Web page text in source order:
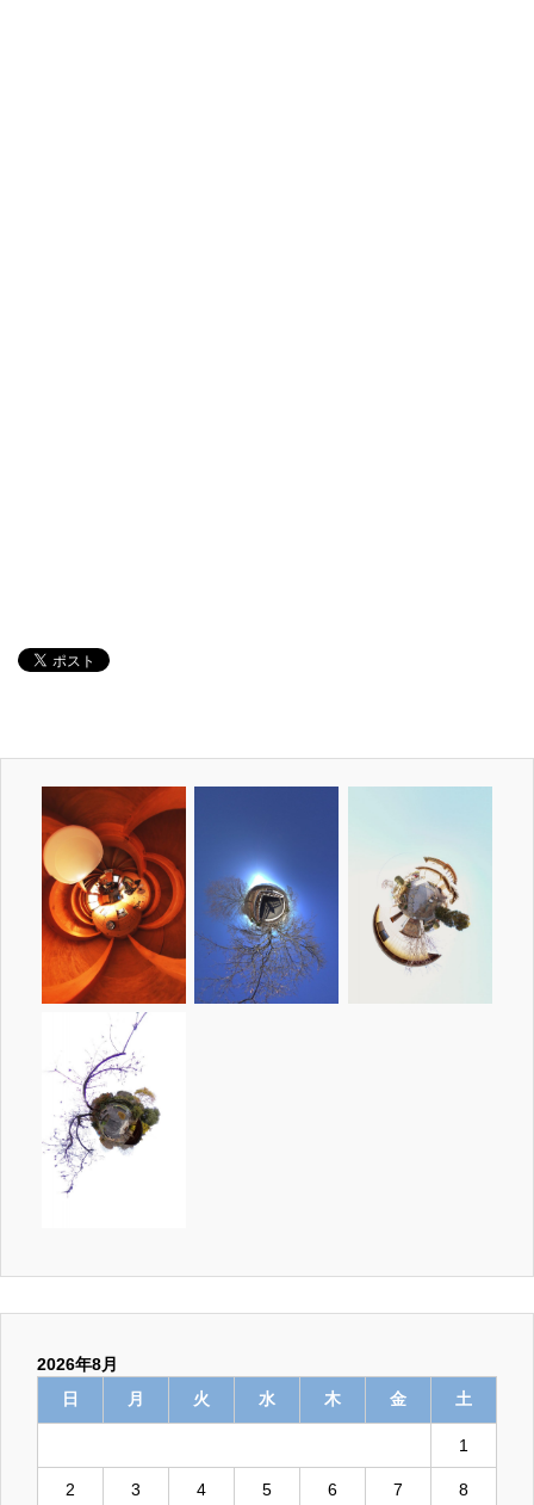
2026年8月
日
月 火 水 木 金 土
1
2 3 4 5 6 7 8